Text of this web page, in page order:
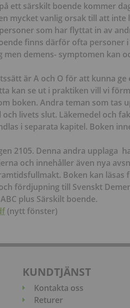
ett särskilt boende kommer
mycket vanlig orsak till att
som har flyttat in av
finns därför ofta personer
men demens- symptomen kan
är A och O för att kunna
kan se ut i praktiken vill vi
boken. Andra teman som tas
livets slut. Läkemedel och
i separata kapitel. Boken
2105. Denna andra upplaga
och innehåller även nya
Boken kan läsas
fördjupning till Svenskt
plus Särskilt boende.
(nytt fönster)
KUNDTJÄNST
Kontakta oss
Returer